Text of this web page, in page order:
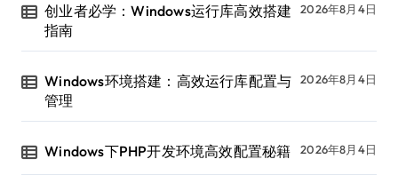
创业者必学：Windows运行库高效搭建
指南
2026年8月4日
Windows环境搭建：高效运行库配置与
管理
2026年8月4日
Windows下PHP开发环境高效配置秘籍 2026年8月4日